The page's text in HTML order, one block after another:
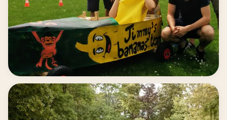
Faites-la courir avec fierté